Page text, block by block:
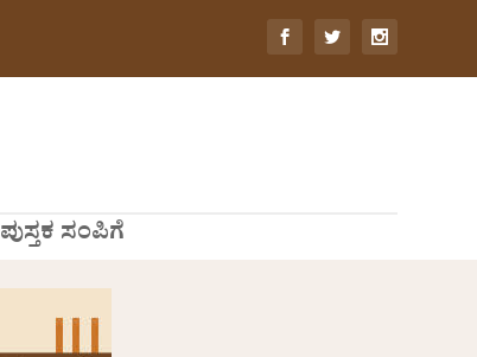
ಪುಸ್ತಕ ಸಂಪಿಗೆ